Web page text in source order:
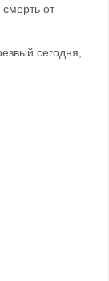
от
сегодня,